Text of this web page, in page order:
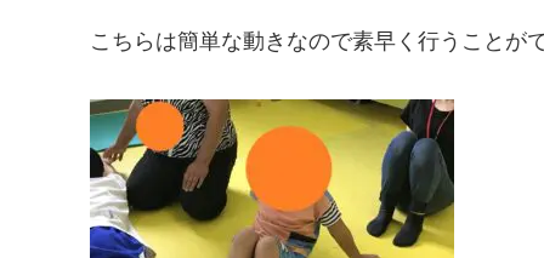
こちらは簡単な動きなので素早く行うことが